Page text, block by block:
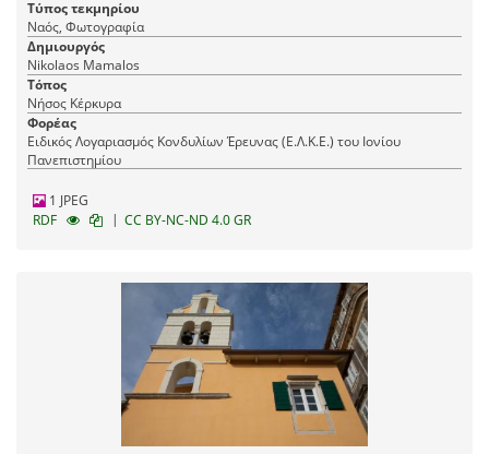
Τύπος τεκμηρίου
Ναός, Φωτογραφία
Δημιουργός
Nikolaos Mamalos
Τόπος
Νήσος Κέρκυρα
Φορέας
Ειδικός Λογαριασμός Κονδυλίων Έρευνας (Ε.Λ.Κ.Ε.) του Ιονίου
Πανεπιστημίου
1 JPEG
RDF
| CC BY-NC-ND 4.0 GR